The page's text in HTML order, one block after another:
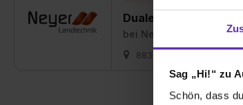
Sag „Hi!“ zu
Schön, dass
Duales Studium
bei Neyer Landtechnik
88339 Bad Waldsee